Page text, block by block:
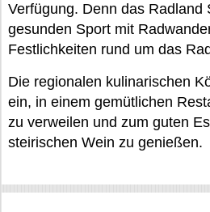
Verfügung. Denn das Radland
gesunden Sport mit
Festlichkeiten rund um das
Die regionalen kulinarischen
ein, in einem gemütlichen
zu verweilen und zum guten
steirischen Wein zu genießen.